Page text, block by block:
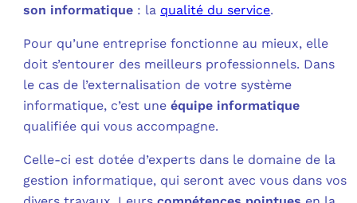
son informatique : la qualité du service.
Pour qu’une entreprise fonctionne au mieux, elle
doit s’entourer des meilleurs professionnels. Dans
le cas de l’externalisation de votre système
informatique, c’est uneéquipe informatique
qualifiée qui vous accompagne.
Celle-ci est dotée d’experts dans le domaine de la
gestion informatique, qui seront avec vous dans vos